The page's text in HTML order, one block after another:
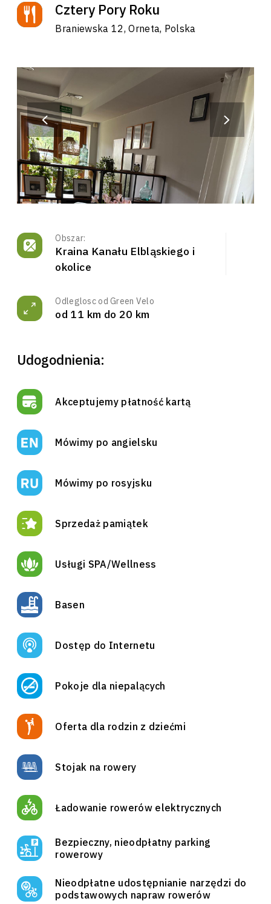
Cztery Pory Roku
Braniewska 12, Orneta, Polska
Obszar:
Kraina Kanału Elbląskiego i
okolice
Odleglosc od Green Velo
od 11 km do 20 km
Udogodnienia:
Akceptujemy płatność kartą
Mówimy po angielsku
Mówimy po rosyjsku
Sprzedaż pamiątek
Usługi SPA/Wellness
Basen
Dostęp do Internetu
Pokoje dla niepalących
Oferta dla rodzin z dziećmi
Stojak na rowery
Ładowanie rowerów elektrycznych
Bezpieczny, nieodpłatny parking
rowerowy
Nieodpłatne udostępnianie narzędzi do
podstawowych napraw rowerów